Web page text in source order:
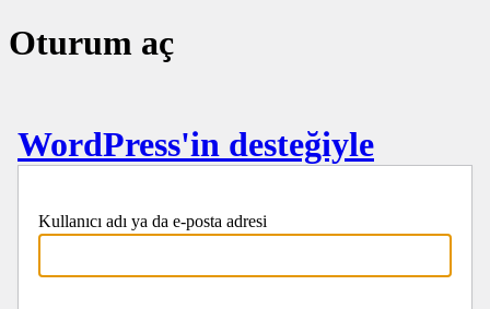
Oturum aç
WordPress'in desteğiyle
Kullanıcı adı ya da e-posta adresi